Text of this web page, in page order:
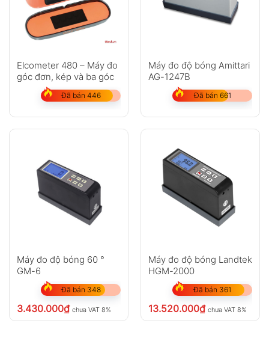
Elcometer 480 – Máy đo
góc đơn, kép và ba góc
Đã bán 446
Máy đo độ bóng Amittari
AG-1247B
Đã bán 661
Máy đo độ bóng 60 °
GM-6
Đã bán 348
3.430.000₫ chưa VAT 8%
Máy đo độ bóng Landtek
HGM-2000
Đã bán 361
13.520.000₫ chưa VAT 8%